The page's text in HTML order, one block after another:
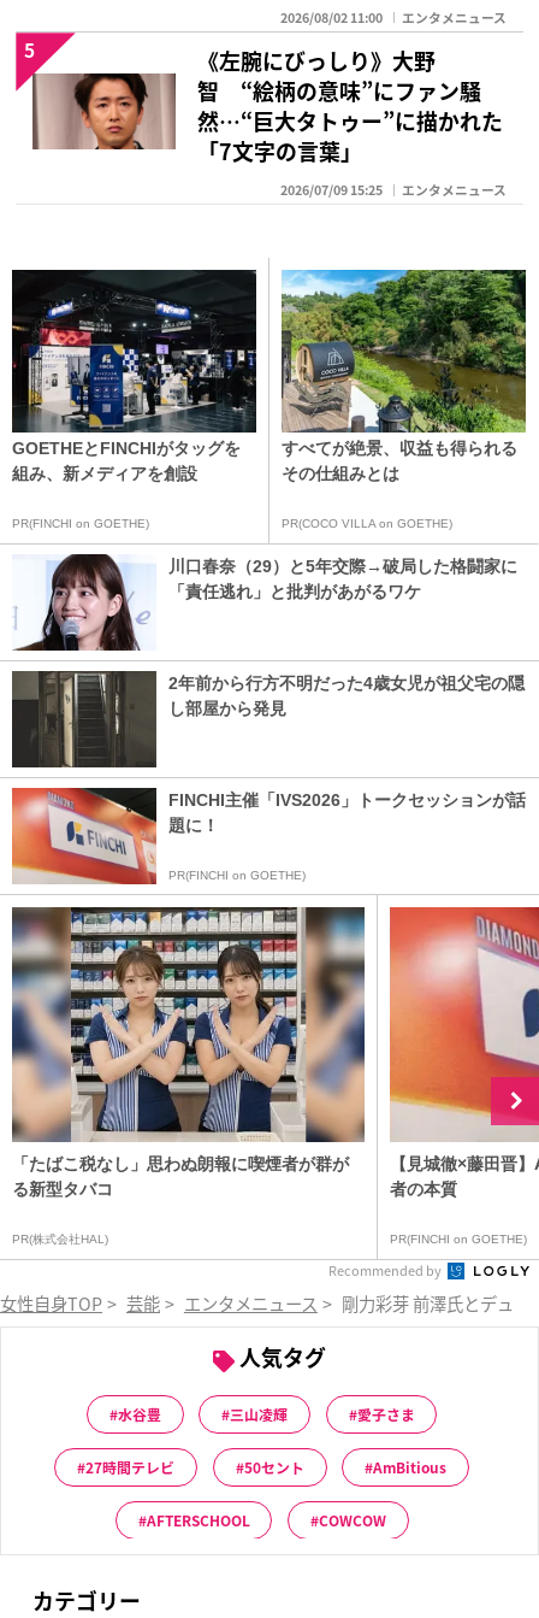
2026/08/02 11:00 エンタメニュース
《左腕にびっしり》大野
智 “絵柄の意味”にファン騒
然…“巨大タトゥー”に描かれた
「7文字の言葉」
2026/07/09 15:25 エンタメニュース
5
GOETHEとFINCHIがタッグを
組み、新メディアを創設
PR(FINCHI on GOETHE)
すべてが絶景、収益も得られる
その仕組みとは
PR(COCO VILLA on GOETHE)
川口春奈（29）と5年交際→破局した格闘家に
「責任逃れ」と批判があがるワケ
2年前から行方不明だった4歳女児が祖父宅の隠
し部屋から発見
FINCHI主催「IVS2026」トークセッションが話
題に！
PR(FINCHI on GOETHE)
「たばこ税なし」思わぬ朗報に喫煙者が群が
る新型タバコ
PR(株式会社HAL)
【見城徹×藤田晋
者の本質
PR(FINCHI on GOETHE)
Recommended by
女性自身TOP > 芸能 > エンタメニュース > 剛力彩芽 前澤氏とデュ
人気タグ
水谷豊 三山凌輝 愛子さま
27時間テレビ 50セント AmBitious
AFTERSCHOOL COWCOW
カテゴリー